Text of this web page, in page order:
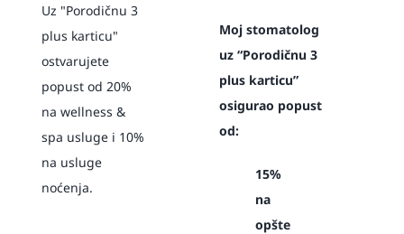
Uz "Porodičnu 3
plus karticu"
ostvarujete
popust od 20%
na wellness &
spa usluge i 10%
na usluge
noćenja.
Moj stomatolog
uz “Porodičnu 3
plus karticu”
osigurao popust
od:
15%
na
opšte